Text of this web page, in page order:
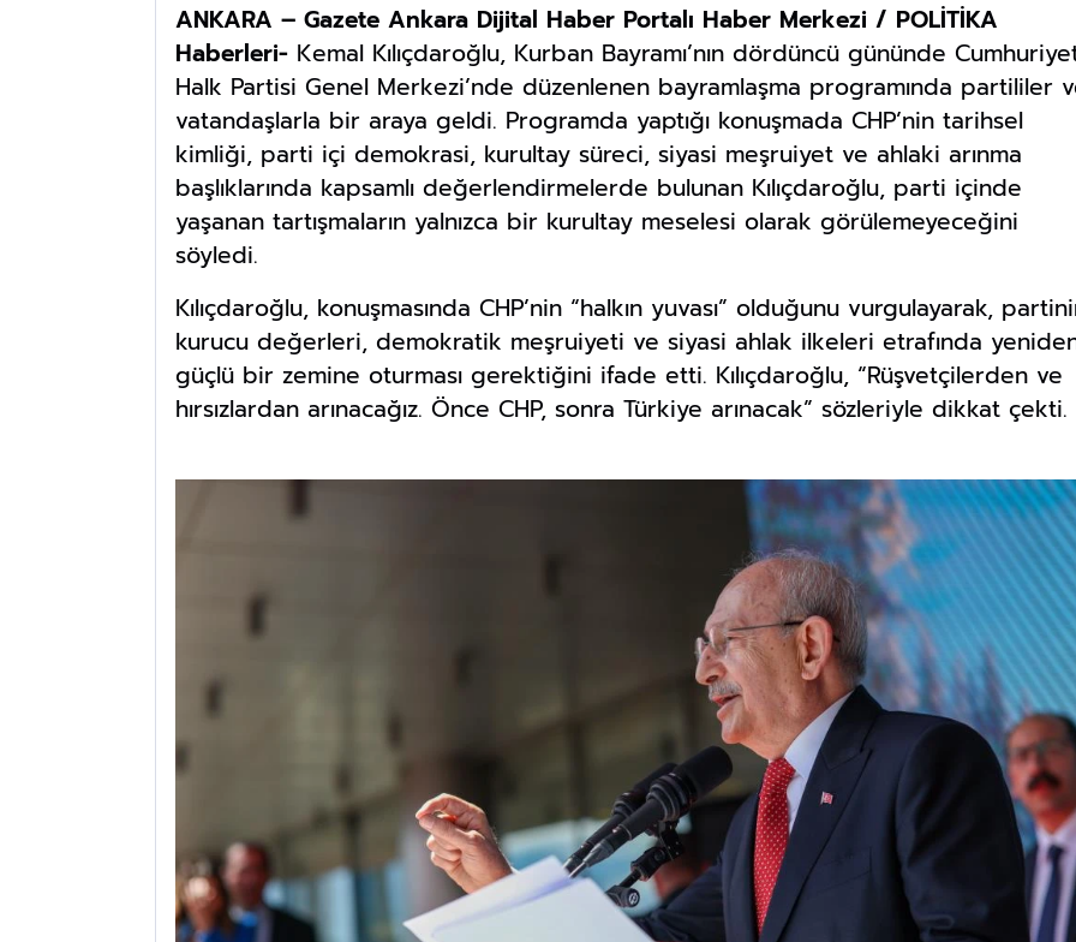
ANKARA – Gazete Ankara Dijital Haber Portalı Haber Merkezi / POLİTİKA
Haberleri- Kemal Kılıçdaroğlu, Kurban Bayramı’nın dördüncü gününde
Halk Partisi Genel Merkezi’nde düzenlenen bayramlaşma programında partililer
vatandaşlarla bir araya geldi. Programda yaptığı konuşmada CHP’nin tarihsel
kimliği, parti içi demokrasi, kurultay süreci, siyasi meşruiyet ve ahlaki arınma
başlıklarında kapsamlı değerlendirmelerde bulunan Kılıçdaroğlu, parti içinde
yaşanan tartışmaların yalnızca bir kurultay meselesi olarak görülemeyeceğini
söyledi.
Kılıçdaroğlu, konuşmasında CHP’nin “halkın yuvası” olduğunu vurgulayarak,
kurucu değerleri, demokratik meşruiyeti ve siyasi ahlak ilkeleri etrafında
güçlü bir zemine oturması gerektiğini ifade etti. Kılıçdaroğlu, “Rüşvetçilerden ve
hırsızlardan arınacağız. Önce CHP, sonra Türkiye arınacak” sözleriyle dikkat çekti.